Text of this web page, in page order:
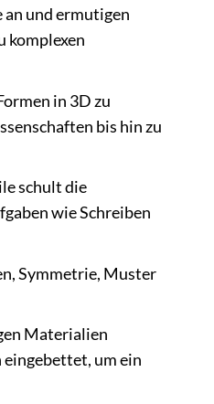
und ermutigen
komplexen
in 3D zu
bis hin zu
schult die
wie Schreiben
Symmetrie, Muster
Materialien
um ein